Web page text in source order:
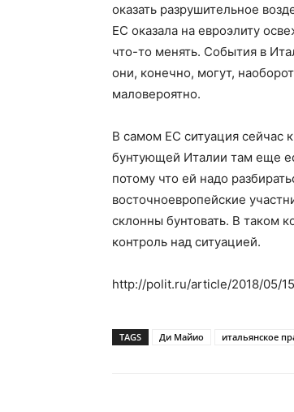
оказать разрушительное
ЕС оказала на евроэлиту
что-то менять. События в
они, конечно, могут,
маловероятно.
В самом ЕС ситуация сейчас
бунтующей Италии там еще
потому что ей надо
восточноевропейские
склонны бунтовать. В таком
контроль над ситуацией.
http://polit.ru/article/2018/05/
TAGS Ди Майио итальянское